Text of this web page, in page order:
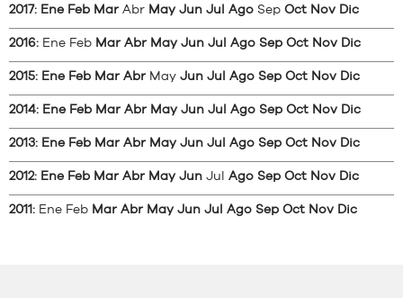
2017: Ene Feb Mar Abr May Jun Jul Ago Sep Oct Nov Dic
2016: Ene Feb Mar Abr May Jun Jul Ago Sep Oct Nov Dic
2015: Ene Feb Mar Abr May Jun Jul Ago Sep Oct Nov Dic
2014: Ene Feb Mar Abr May Jun Jul Ago Sep Oct Nov Dic
2013: Ene Feb Mar Abr May Jun Jul Ago Sep Oct Nov Dic
2012: Ene Feb Mar Abr May Jun Jul Ago Sep Oct Nov Dic
2011: Ene Feb Mar Abr May Jun Jul Ago Sep Oct Nov Dic